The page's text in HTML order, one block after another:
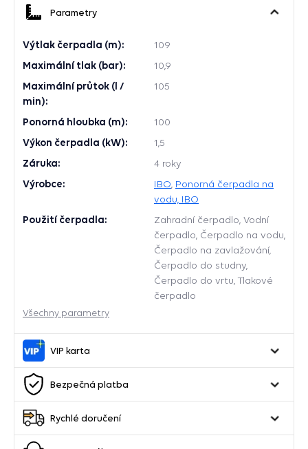
Parametry
Výtlak čerpadla (m): 109
Maximální tlak (bar): 10,9
Maximální průtok (l /
min):
105
Ponorná hloubka (m): 100
Výkon čerpadla (kW): 1,5
Záruka: 4 roky
Výrobce: IBO Ponorná čerpadla na
vodu, IBO
Použití čerpadla:
Zahradní čerpadlo, Vodní
čerpadlo, Čerpadlo na vodu,
Čerpadlo na zavlažování,
Čerpadlo do studny,
Čerpadlo do vrtu, Tlakové
čerpadlo
Všechny parametry
VIP karta
Bezpečná platba
Rychlé doručení